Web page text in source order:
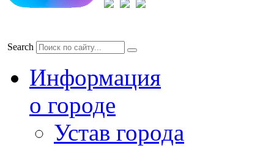
Search
Информация
о городе
Устав города